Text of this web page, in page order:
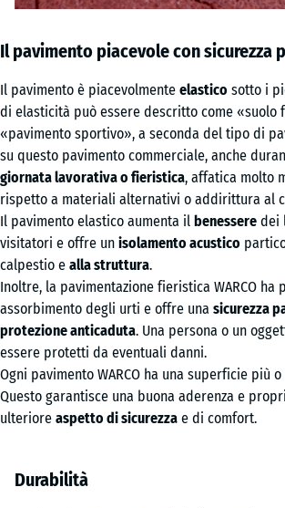
Il pavimento piacevole con sicurezza
Il pavimento è piacevolmente elastico sotto i
di elasticità può essere descritto come «suolo
«pavimento sportivo», a seconda del tipo di
su questo pavimento commerciale, anche
giornata lavorativa o fieristica, affatica molto
rispetto a materiali alternativi o addirittura al
Il pavimento elastico aumenta il benessere dei
visitatori e offre un isolamento acustico
calpestio e alla struttura.
Inoltre, la pavimentazione fieristica WARCO ha
assorbimento degli urti e offre una sicurezza
protezione anticaduta. Una persona o un
essere protetti da eventuali danni.
Ogni pavimento WARCO ha una superficie più
Questo garantisce una buona aderenza e
ulteriore aspetto di sicurezza e di comfort.
Durabilità